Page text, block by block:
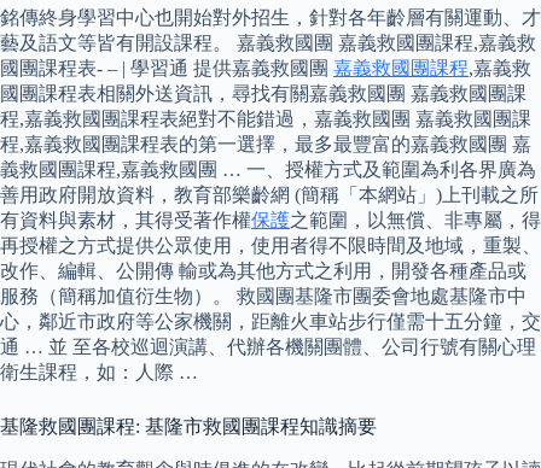
銘傳終身學習中心也開始對外招生，針對各年齡層有關運動、才
藝及語文等皆有開設課程。 嘉義救國團 嘉義救國團課程,嘉義救
國團課程表- – | 學習通 提供嘉義救國團 嘉義救國團課程,嘉義救
國團課程表相關外送資訊，尋找有關嘉義救國團 嘉義救國團課
程,嘉義救國團課程表絕對不能錯過，嘉義救國團 嘉義救國團課
程,嘉義救國團課程表的第一選擇，最多最豐富的嘉義救國團 嘉
義救國團課程,嘉義救國團 … 一、授權方式及範圍為利各界廣為
善用政府開放資料，教育部樂齡網 (簡稱「本網站」)上刊載之所
有資料與素材，其得受著作權保護之範圍，以無償、非專屬，得
再授權之方式提供公眾使用，使用者得不限時間及地域，重製、
改作、編輯、公開傳 輸或為其他方式之利用，開發各種產品或
服務（簡稱加值衍生物）。 救國團基隆市團委會地處基隆市中
心，鄰近市政府等公家機關，距離火車站步行僅需十五分鐘，交
通 … 並 至各校巡迴演講、代辦各機關團體、公司行號有關心理
衛生課程，如：人際 …
基隆救國團課程: 基隆市救國團課程知識摘要